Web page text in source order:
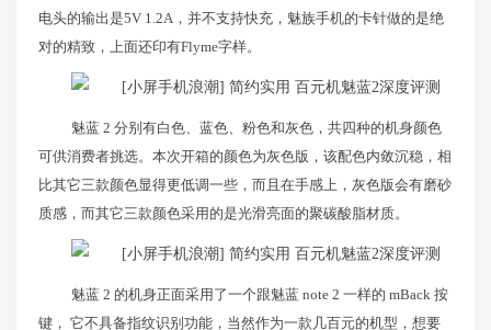
电头的输出是5V 1.2A，并不支持快充，魅族手机的卡针做的是绝
对的精致，上面还印有Flyme字样。
魅蓝 2 分别有白色、蓝色、粉色和灰色，共四种的机身颜色
可供消费者挑选。本次开箱的颜色为灰色版，该配色内敛沉稳，相
比其它三款颜色显得更低调一些，而且在手感上，灰色版会有磨砂
质感，而其它三款颜色采用的是光滑亮面的聚碳酸脂材质。
魅蓝 2 的机身正面采用了一个跟魅蓝 note 2 一样的 mBack 按
键， 它不具备指纹识别功能，当然作为一款几百元的机型，想要